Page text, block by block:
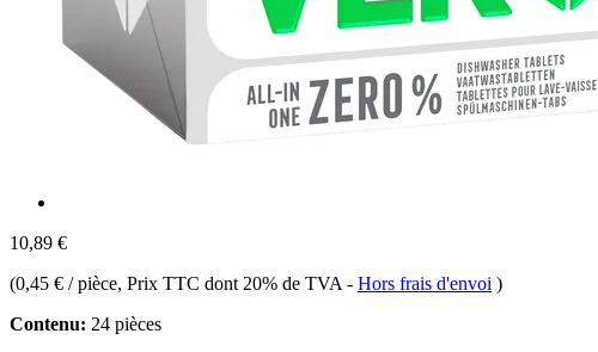
10,89 €
(0,45 € / pièce, Prix TTC dont 20% de TVA - Hors frais d'envoi )
Contenu: 24 pièces